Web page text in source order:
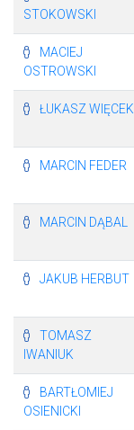
STOKOWSKI
MACIEJ
OSTROWSKI
ŁUKASZ WIĘCEK
MARCIN FEDER
MARCIN DĄBAL
JAKUB HERBUT
TOMASZ
IWANIUK
BARTŁOMIEJ
OSIENICKI